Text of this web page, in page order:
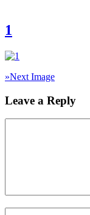
1
»Next Image
Leave a Reply